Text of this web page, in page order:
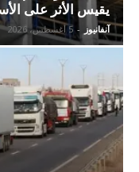
يقيس الأثر على
آنفانيوز - 5 أغسطس، 2026